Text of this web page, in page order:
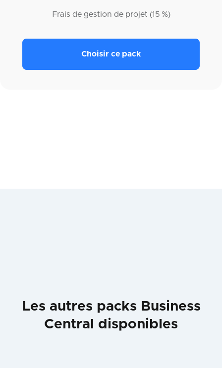
Frais de gestion de projet (15 %)
Choisir ce pack
Les autres packs Business
Central disponibles